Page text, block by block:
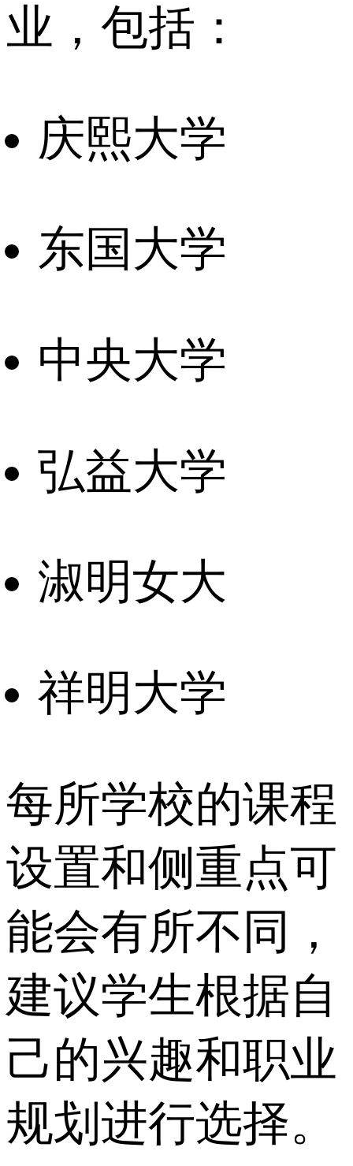
业，包括：
庆熙大学
东国大学
中央大学
弘益大学
淑明女大
祥明大学
每所学校的课程
设置和侧重点可
能会有所不同，
建议学生根据自
己的兴趣和职业
规划进行选择。